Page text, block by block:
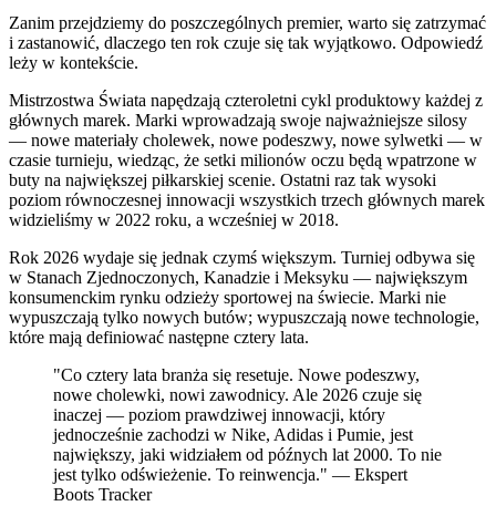
Zanim przejdziemy do poszczególnych premier, warto się zatrzymać
i zastanowić, dlaczego ten rok czuje się tak wyjątkowo. Odpowiedź
leży w kontekście.
Mistrzostwa Świata napędzają czteroletni cykl produktowy każdej z
głównych marek. Marki wprowadzają swoje najważniejsze silosy
— nowe materiały cholewek, nowe podeszwy, nowe sylwetki — w
czasie turnieju, wiedząc, że setki milionów oczu będą wpatrzone w
buty na największej piłkarskiej scenie. Ostatni raz tak wysoki
poziom równoczesnej innowacji wszystkich trzech głównych marek
widzieliśmy w 2022 roku, a wcześniej w 2018.
Rok 2026 wydaje się jednak czymś większym. Turniej odbywa się
w Stanach Zjednoczonych, Kanadzie i Meksyku — największym
konsumenckim rynku odzieży sportowej na świecie. Marki nie
wypuszczają tylko nowych butów; wypuszczają nowe technologie,
które mają definiować następne cztery lata.
"Co cztery lata branża się resetuje. Nowe podeszwy,
nowe cholewki, nowi zawodnicy. Ale 2026 czuje się
inaczej — poziom prawdziwej innowacji, który
jednocześnie zachodzi w Nike, Adidas i Pumie, jest
największy, jaki widziałem od późnych lat 2000. To nie
jest tylko odświeżenie. To reinwencja." — Ekspert
Boots Tracker